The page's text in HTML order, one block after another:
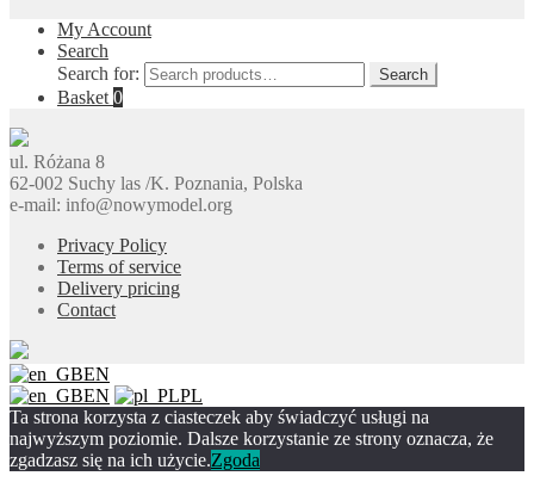
My Account
Search
Search for:
Search
Basket 0
ul. Różana 8
62-002 Suchy las /K. Poznania, Polska
e-mail: info@nowymodel.org
Privacy Policy
Terms of service
Delivery pricing
Contact
EN
EN
PL
Ta strona korzysta z ciasteczek aby świadczyć usługi na
najwyższym poziomie. Dalsze korzystanie ze strony oznacza, że
zgadzasz się na ich użycie.Zgoda